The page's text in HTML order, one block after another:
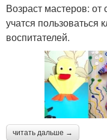
Возраст мастеров:
учатся пользоваться
воспитателей.
читать дальше →